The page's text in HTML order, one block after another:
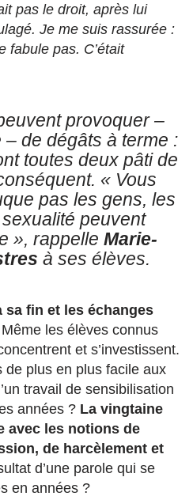
pas le droit, après lui
Je me suis rassurée :
fabule pas. C’était
provoquer –
de dégâts à terme :
toutes deux pâti de
« Vous
pas les gens, les
peuvent
», rappelle Marie-
à ses élèves.
fin et les échanges
Même les élèves connus
et s’investissent.
de plus en plus facile aux
travail de sensibilisation
années ? La vingtaine
avec les notions de
de harcèlement et
d’une parole qui se
en années ?